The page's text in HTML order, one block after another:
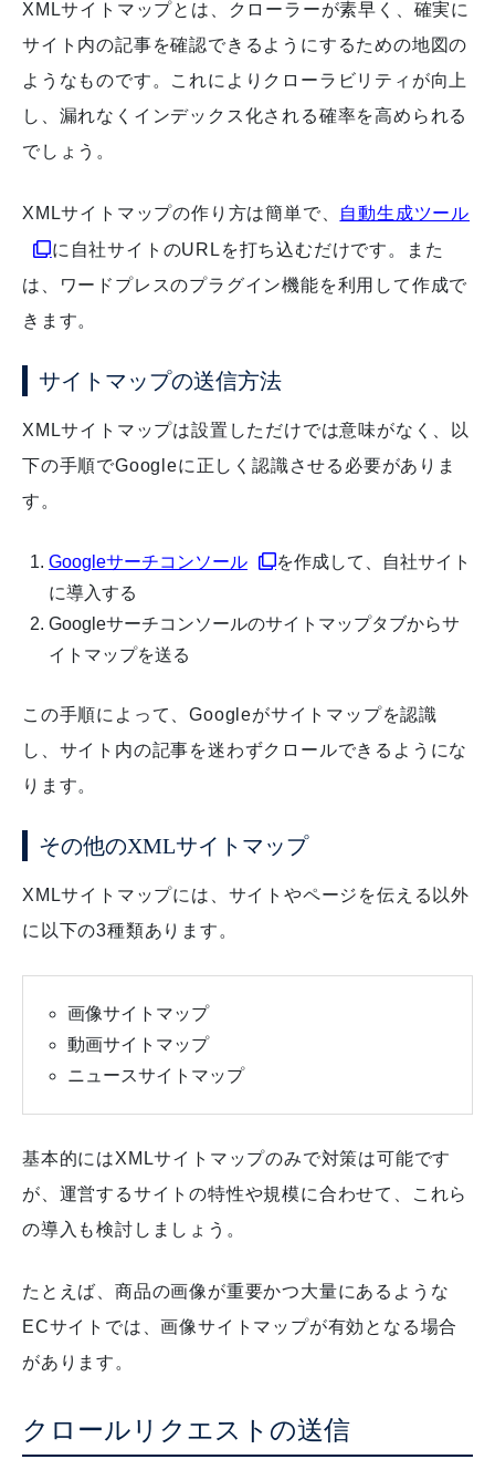
XMLサイトマップとは、クローラーが素早く、確実に
サイト内の記事を確認できるようにするための地図の
ようなものです。これによりクローラビリティが向上
し、漏れなくインデックス化される確率を高められる
でしょう。
XMLサイトマップの作り方は簡単で、 自動生成ツール
に自社サイトのURLを打ち込むだけです。また
は、ワードプレスのプラグイン機能を利用して作成で
きます。
サイトマップの送信方法
XMLサイトマップは設置しただけでは意味がなく、以
下の手順でGoogleに正しく認識させる必要がありま
す。
Googleサーチコンソール
を作成して、自社サイト
に導入する
Googleサーチコンソールのサイトマップタブからサ
イトマップを送る
この手順によって、Googleがサイトマップを認識
し、サイト内の記事を迷わずクロールできるようにな
ります。
その他のXMLサイトマップ
XMLサイトマップには、サイトやページを伝える以外
に以下の3種類あります。
画像サイトマップ
動画サイトマップ
ニュースサイトマップ
基本的にはXMLサイトマップのみで対策は可能です
が、運営するサイトの特性や規模に合わせて、これら
の導入も検討しましょう。
たとえば、商品の画像が重要かつ大量にあるような
ECサイトでは、画像サイトマップが有効となる場合
があります。
クロールリクエストの送信